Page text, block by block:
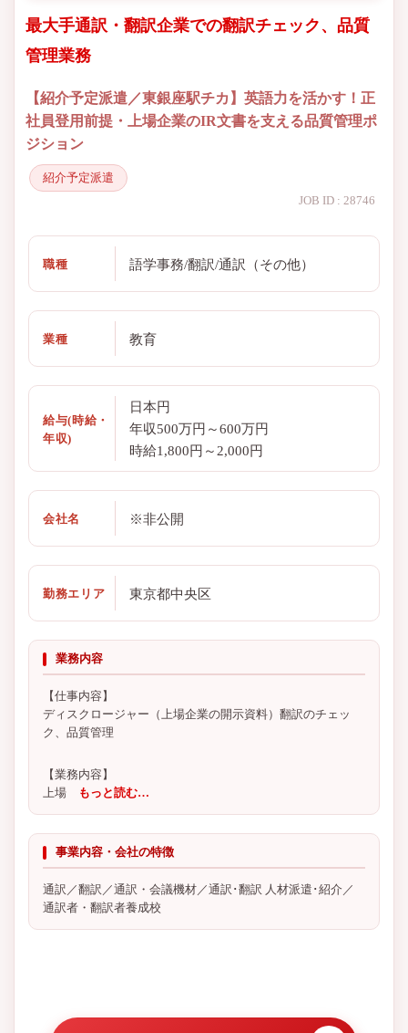
最大手通訳・翻訳企業での翻訳チェック、品質
管理業務
【紹介予定派遣／東銀座駅チカ】英語力を活かす！正
社員登用前提・上場企業のIR文書を支える品質管理ポ
ジション
紹介予定派遣
JOB ID : 28746
職種 語学事務/翻訳/通訳（その他）
業種 教育
給与(時給・
年収)
日本円
年収500万円～600万円
時給1,800円～2,000円
会社名 ※非公開
勤務エリア 東京都中央区
業務内容
【仕事内容】
ディスクロージャー（上場企業の開示資料）翻訳のチェッ
ク、品質管理
【業務内容】
上場 もっと読む…
事業内容・会社の特徴
通訳／翻訳／通訳・会議機材／通訳･翻訳 人材派遣･紹介／
通訳者・翻訳者養成校